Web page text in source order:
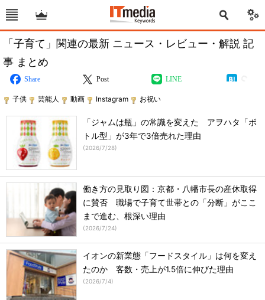
「子育て」関連の最新 ニュース・レビュー・解説 記
事 まとめ
Share Post LINE
子供 芸能人 動画 Instagram お祝い
「ジャムは瓶」の常識を変えた アヲハタ「ボ
トル型」が3年で3倍売れた理由
(2026/7/28)
働き方の見取り図：京都・八幡市長の産休取得
に賛否 職場で子育て世帯との「分断」がここ
まで進む、根深い理由
(2026/7/24)
イオンの新業態「フードスタイル」は何を変え
たのか 客数・売上が1.5倍に伸びた理由
(2026/7/4)